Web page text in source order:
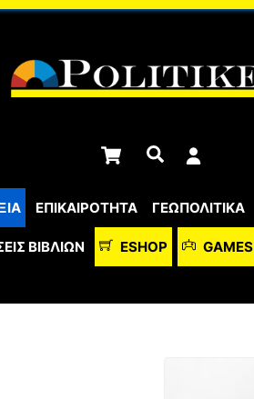
Cart Αναζήτηση
ΕΠΙΚΑΙΡΟΤΗΤΑ ΓΕΩΠΟΛΙΤΙΚΑ
ΒΙΒΛΊΩΝ ESHOP GAMES